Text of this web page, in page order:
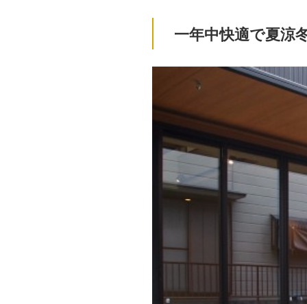
一年中快適で夏